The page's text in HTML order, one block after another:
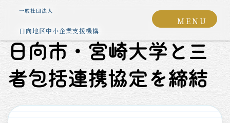
ン
ツ
へ
キ
ッ
プ
ー
シ
ョ
に
移
動
一般社団法人
日向地区中小企業支援機構
グ
ー
プ
リ
ン
ク
MENU
日向市・宮崎大学と三
者包括連携協定を締結